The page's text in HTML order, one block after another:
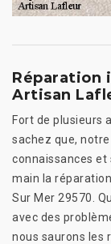
Réparation
Artisan
Fort de plusieurs
sachez que,
connaissances
main la
Sur Mer 29570.
avec des
nous saurons les